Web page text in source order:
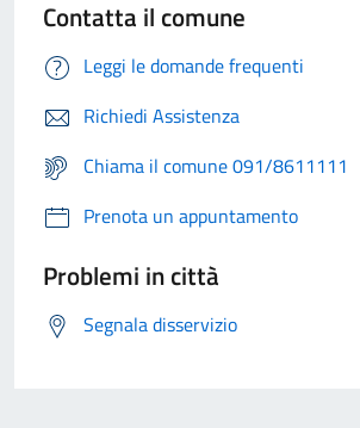
Contatta il comune
Leggi le domande frequenti
Richiedi Assistenza
Chiama il comune 091/8611111
Prenota un appuntamento
Problemi in città
Segnala disservizio